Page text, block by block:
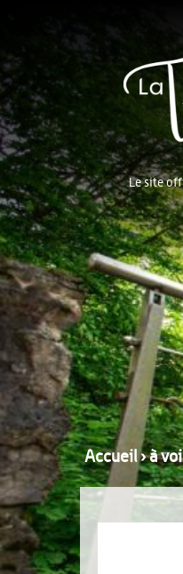
Le site
Accueil›à